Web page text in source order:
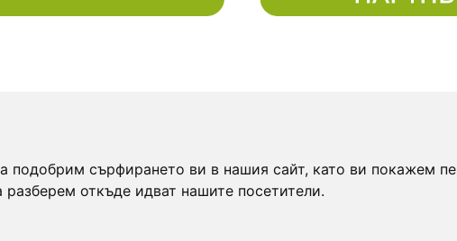
подобрим сърфирането ви в нашия сайт, като ви покажем
откъде идват нашите посетители.
Начало